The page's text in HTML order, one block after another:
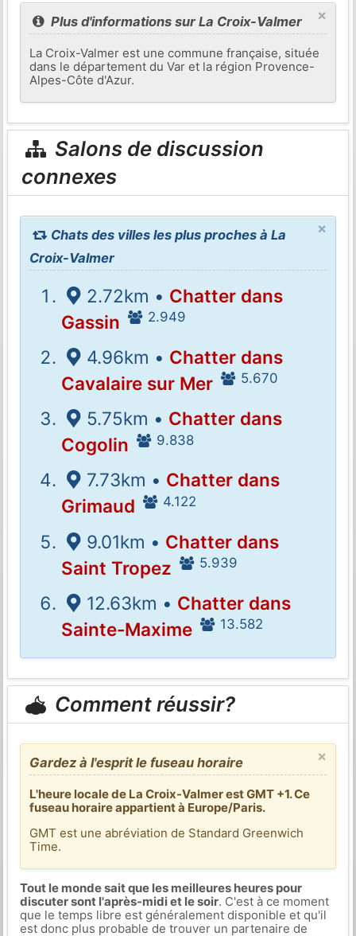
×
Plus d'informations sur La Croix-Valmer
La Croix-Valmer est une commune française, située
dans le département du Var et la région Provence-
Alpes-Côte d'Azur.
Salons de discussion
connexes
×
Chats des villes les plus proches à La
Croix-Valmer
2.72km • Chatter dans
Gassin
2.949
4.96km • Chatter dans
Cavalaire sur Mer
5.670
5.75km • Chatter dans
Cogolin
9.838
7.73km • Chatter dans
Grimaud
4.122
9.01km • Chatter dans
Saint Tropez
5.939
12.63km • Chatter dans
Sainte-Maxime
13.582
Comment réussir?
×
Gardez à l'esprit le fuseau horaire
L'heure locale de La Croix-Valmer est GMT +1. Ce
fuseau horaire appartient à Europe/Paris.
GMT est une abréviation de Standard Greenwich
Time.
Tout le monde sait que les meilleures heures pour
discuter sont l'après-midi et le soir. C'est à ce moment
que le temps libre est généralement disponible et qu'il
est donc plus probable de trouver un partenaire de